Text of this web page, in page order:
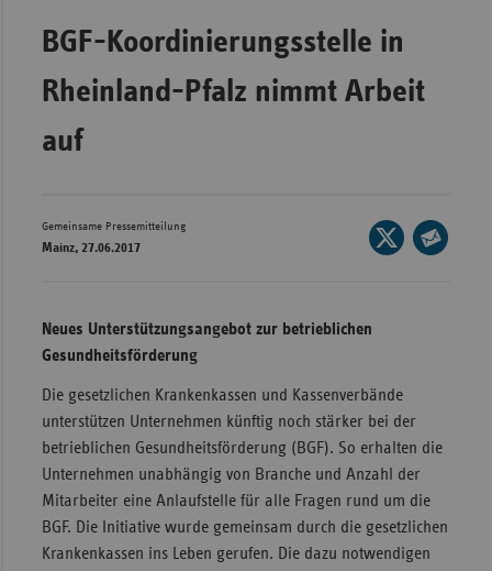
BGF-Koordinierungsstelle in
Rheinland-Pfalz nimmt Arbeit
auf
Gemeinsame Pressemitteilung
Mainz, 27.06.2017
Seite
auf
Neues Unterstützungsangebot zur betrieblichen
Gesundheitsförderung
Die gesetzlichen Krankenkassen und Kassenverbände
unterstützen Unternehmen künftig noch stärker bei der
betrieblichen Gesundheitsförderung (BGF). So erhalten die
Unternehmen unabhängig von Branche und Anzahl der
Mitarbeiter eine Anlaufstelle für alle Fragen rund um die
BGF. Die Initiative wurde gemeinsam durch die gesetzlichen
Krankenkassen ins Leben gerufen. Die dazu notwendigen